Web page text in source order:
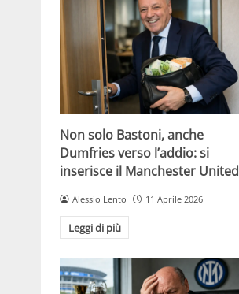
Non solo Bastoni, anche
Dumfries verso l’addio: si
inserisce il Manchester United
Alessio Lento 11 Aprile 2026
Leggi di più